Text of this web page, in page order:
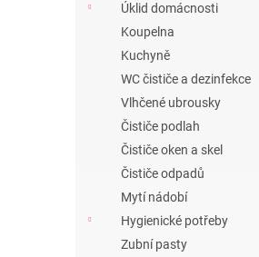
Úklid domácnosti
Koupelna
Kuchyně
WC čističe a dezinfekce
Vlhčené ubrousky
Čističe podlah
Čističe oken a skel
Čističe odpadů
Mytí nádobí
Hygienické potřeby
Zubní pasty